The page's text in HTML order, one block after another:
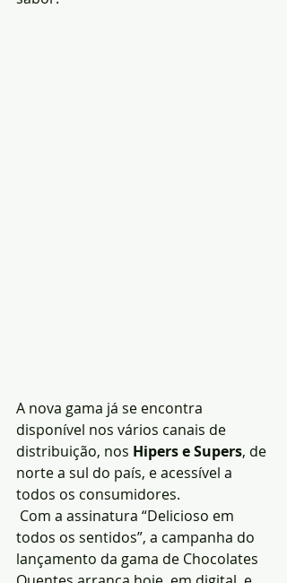
A nova gama já se encontra
disponível nos vários canais de
distribuição, nos Hipers e Supers, de
norte a sul do país, e acessível a
todos os consumidores.
Com a assinatura “Delicioso em
todos os sentidos”, a campanha do
lançamento da gama de Chocolates